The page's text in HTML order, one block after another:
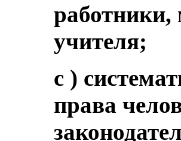
работники,
учителя;
c )
права